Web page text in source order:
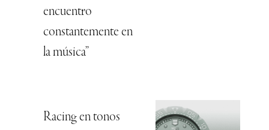
encuentro
constantemente en
la música”
Racing en tonos